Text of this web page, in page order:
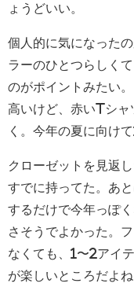
ょうどいい。
個人的に気になった
ラーのひとつらしく
のがポイントみたい
高いけど、赤いTシャ
く。今年の夏に向け
クローゼットを見返
すでに持ってた。あ
するだけで今年っぽ
さそうでよかった。
なくても、1〜2アイ
が楽しいところだよね